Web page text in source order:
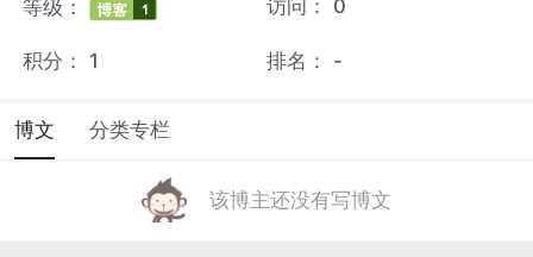
等级： 访问： 0
积分： 1 排名： -
博文 分类专栏
该博主还没有写博文